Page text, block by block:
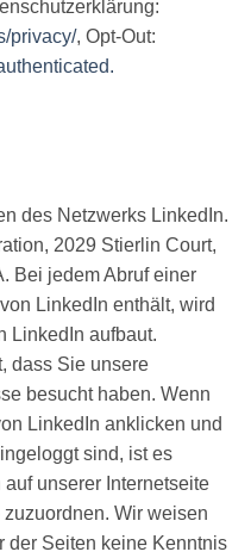
privacy/, Opt-Out:
des Netzwerks LinkedIn.
2029 Stierlin Court,
Bei jedem Abruf einer
LinkedIn enthält, wird
LinkedIn aufbaut.
dass Sie unsere
besucht haben. Wenn
LinkedIn anklicken und
sind, ist es
unserer Internetseite
zuzuordnen. Wir weisen
der Seiten keine Kenntnis